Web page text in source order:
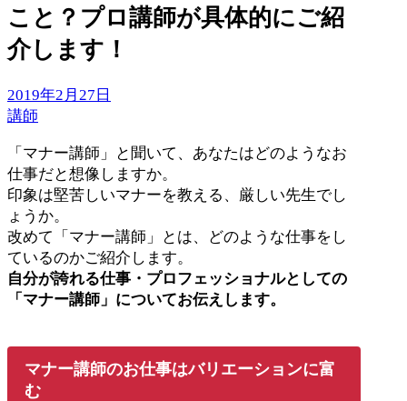
こと？プロ講師が具体的にご紹
介します！
2019年2月27日
講師
「マナー講師」と聞いて、あなたはどのようなお
仕事だと想像しますか。
印象は堅苦しいマナーを教える、厳しい先生でし
ょうか。
改めて「マナー講師」とは、どのような仕事をし
ているのかご紹介します。
自分が誇れる仕事・プロフェッショナルとしての
「マナー講師」についてお伝えします。
マナー講師のお仕事はバリエーションに富
む